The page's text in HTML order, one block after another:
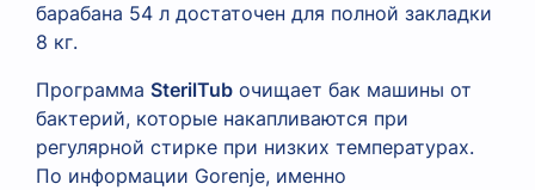
барабана 54 л достаточен для полной закладки
8 кг.
Программа SterilTub очищает бак машины от
бактерий, которые накапливаются при
регулярной стирке при низких температурах.
По информации Gorenje, именно